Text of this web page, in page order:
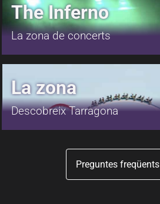
The Inferno
La zona de concerts
La zona
Descobreix Tarragona
Preguntes freqüents